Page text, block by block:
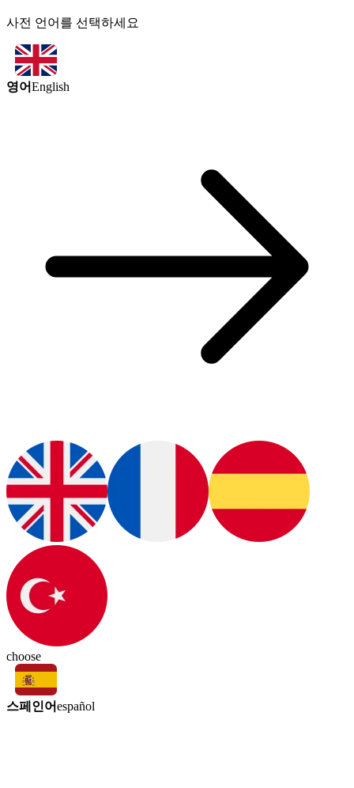
사전 언어를 선택하세요
영어English
choose
스페인어español